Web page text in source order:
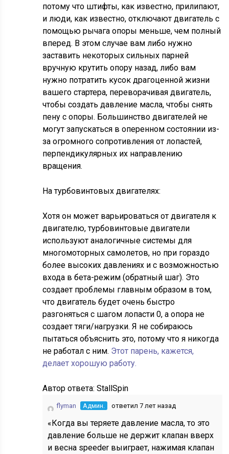
потому что штифты, как известно, прилипают,
и люди, как известно, отключают двигатель с
помощью рычага опоры меньше, чем полный
вперед. В этом случае вам либо нужно
заставить некоторых сильных парней
вручную крутить опору назад, либо вам
нужно потратить кусок драгоценной жизни
вашего стартера, переворачивая двигатель,
чтобы создать давление масла, чтобы снять
пену с опоры. Большинство двигателей не
могут запускаться в оперенном состоянии из-
за огромного сопротивления от лопастей,
перпендикулярных их направлению
вращения.
На турбовинтовых двигателях:
Хотя он может варьироваться от двигателя к
двигателю, турбовинтовые двигатели
используют аналогичные системы для
многомоторных самолетов, но при гораздо
более высоких давлениях и с возможностью
входа в бета-режим (обратный шаг). Это
создает проблемы главным образом в том,
что двигатель будет очень быстро
разгоняться с шагом лопасти 0, а опора не
создает тяги/нагрузки. Я не собираюсь
пытаться объяснить это, потому что я никогда
не работал с ним. Этот парень, кажется,
делает хорошую работу.
Автор ответа:StallSpin
flyman Админ. ответил 7 лет назад
«Когда вы теряете давление масла, то это
давление больше не держит клапан вверх
и весна speeder выиграет, нажимая клапан